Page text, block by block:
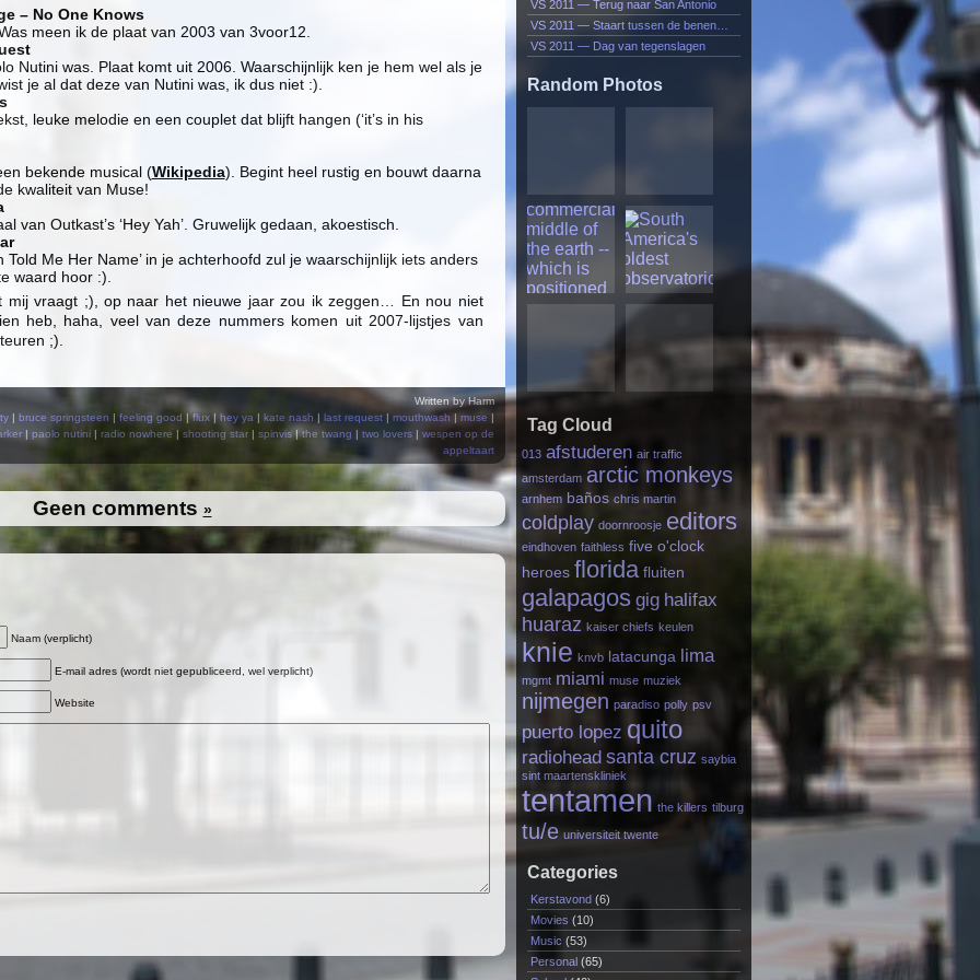
– No One Knows
meen ik de plaat van 2003 van 3voor12.
Nutini was. Plaat komt uit 2006. Waarschijnlijk ken je hem wel als je
je al dat deze van Nutini was, ik dus niet :).
leuke melodie en een couplet dat blijft hangen (‘it’s in his
bekende musical (Wikipedia). Begint heel rustig en bouwt daarna
kwaliteit van Muse!
van Outkast’s ‘Hey Yah’. Gruwelijk gedaan, akoestisch.
Told Me Her Name’ in je achterhoofd zul je waarschijnlijk iets anders
waard hoor :).
mij vraagt ;), op naar het nieuwe jaar zou ik zeggen… En nou niet
heb, haha, veel van deze nummers komen uit 2007-lijstjes van
;).
Written by Harm
| bruce springsteen | feeling good |flux| hey ya | kate nash | last request| mouthwash | muse |
| paolo nutini| radio nowhere | shooting star| spinvis|the twang | two lovers| wespen op de
appeltaart
Geen comments »
Naam (verplicht)
E-mail adres (wordt niet gepubliceerd, wel verplicht)
Website
VS 2011 — Terug naar San Antonio
VS 2011 — Staart tussen de benen…
VS 2011 — Dag van tegenslagen
Random Photos
Tag Cloud
013 afstuderen air traffic
amsterdam arctic monkeys
arnhem baños chris martin
coldplay doornroosje editors
eindhoven faithless five o'clock
heroes florida fluiten
galapagos gig halifax
huaraz kaiser chiefs keulen
knie knvb latacunga lima
mgmt miami muse muziek
nijmegen paradiso polly psv
puerto lopez quito
radiohead santa cruz saybia
sint maartenskliniek
tentamen the killers tilburg
tu/e universiteit twente
Categories
Kerstavond(6)
Movies (10)
Music (53)
Personal(65)